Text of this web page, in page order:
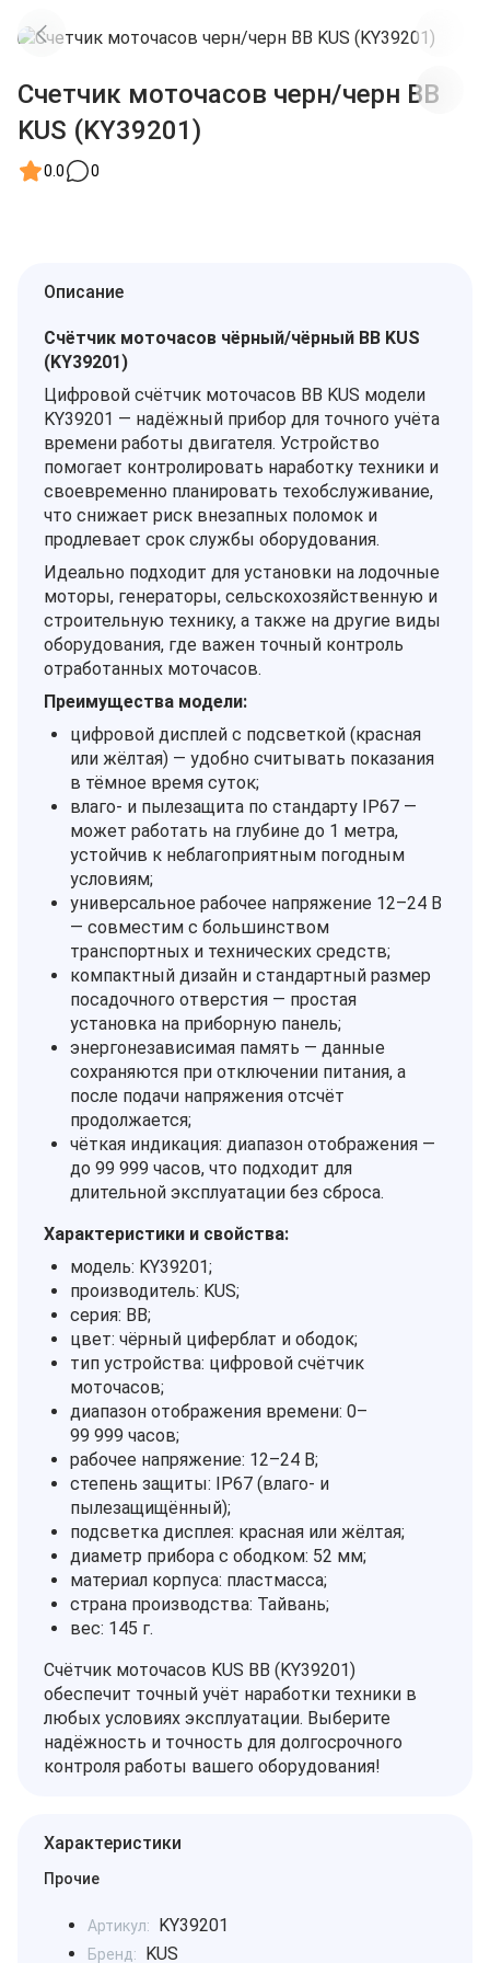
Счетчик моточасов черн/черн BB
KUS (KY39201)
0.0 0
Описание
Счётчик моточасов чёрный/чёрный BB KUS
(KY39201)
Цифровой счётчик моточасов BB KUS модели
KY39201 — надёжный прибор для точного учёта
времени работы двигателя. Устройство
помогает контролировать наработку техники и
своевременно планировать техобслуживание,
что снижает риск внезапных поломок и
продлевает срок службы оборудования.
Идеально подходит для установки на лодочные
моторы, генераторы, сельскохозяйственную и
строительную технику, а также на другие виды
оборудования, где важен точный контроль
отработанных моточасов.
Преимущества модели:
цифровой дисплей с подсветкой (красная
или жёлтая) — удобно считывать показания
в тёмное время суток;
влаго‑ и пылезащита по стандарту IP67 —
может работать на глубине до 1 метра,
устойчив к неблагоприятным погодным
условиям;
универсальное рабочее напряжение 12–24 В
— совместим с большинством
транспортных и технических средств;
компактный дизайн и стандартный размер
посадочного отверстия — простая
установка на приборную панель;
энергонезависимая память — данные
сохраняются при отключении питания, а
после подачи напряжения отсчёт
продолжается;
чёткая индикация: диапазон отображения —
до 99 999 часов, что подходит для
длительной эксплуатации без сброса.
Характеристики и свойства:
модель: KY39201;
производитель: KUS;
серия: BB;
цвет: чёрный циферблат и ободок;
тип устройства: цифровой счётчик
моточасов;
диапазон отображения времени: 0–
99 999 часов;
рабочее напряжение: 12–24 В;
степень защиты: IP67 (влаго‑ и
пылезащищённый);
подсветка дисплея: красная или жёлтая;
диаметр прибора с ободком: 52 мм;
материал корпуса: пластмасса;
страна производства: Тайвань;
вес: 145 г.
Счётчик моточасов KUS BB (KY39201)
обеспечит точный учёт наработки техники в
любых условиях эксплуатации. Выберите
надёжность и точность для долгосрочного
контроля работы вашего оборудования!
Характеристики
Прочие
Артикул: KY39201
Бренд: KUS